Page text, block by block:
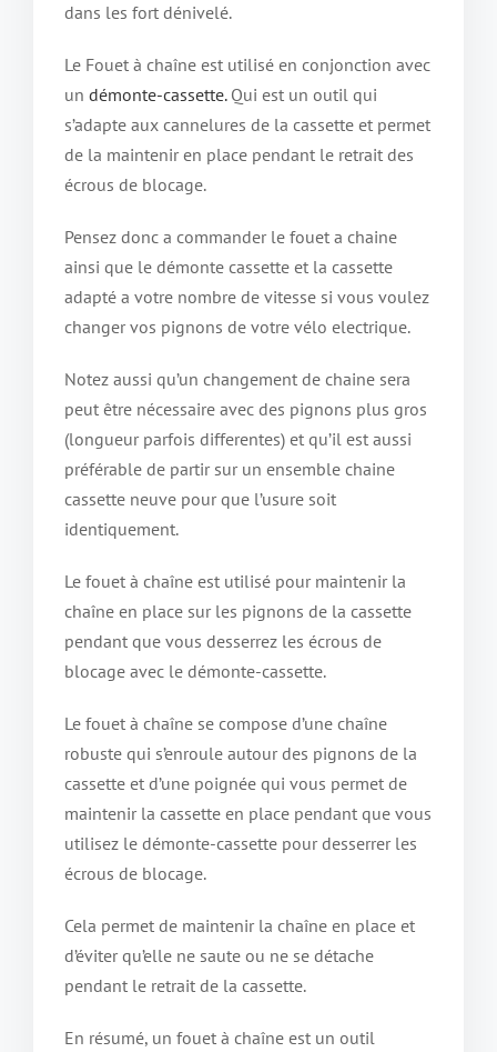
dans les fort dénivelé.
Le Fouet à chaîne est utilisé en conjonction avec
undémonte-cassette.Qui est un outil qui
s’adapte aux cannelures de la cassette et permet
de la maintenir en place pendant le retrait des
écrous de blocage.
Pensez donc a commander le fouet a chaine
ainsi que le démonte cassette et la cassette
adapté a votre nombre de vitesse si vous voulez
changer vos pignons de votre vélo electrique.
Notez aussi qu’un changement de chaine sera
peut être nécessaire avec des pignons plus gros
(longueur parfois differentes) et qu’il est aussi
préférable de partir sur un ensemble chaine
cassette neuve pour que l’usure soit
identiquement.
Le fouet à chaîne est utilisé pour maintenir la
chaîne en place sur les pignons de la cassette
pendant que vous desserrez les écrous de
blocage avec le démonte-cassette.
Le fouet à chaîne se compose d’une chaîne
robuste qui s’enroule autour des pignons de la
cassette et d’une poignée qui vous permet de
maintenir la cassette en place pendant que vous
utilisez le démonte-cassette pour desserrer les
écrous de blocage.
Cela permet de maintenir la chaîne en place et
d’éviter qu’elle ne saute ou ne se détache
pendant le retrait de la cassette.
En résumé, un fouet à chaîne est un outil